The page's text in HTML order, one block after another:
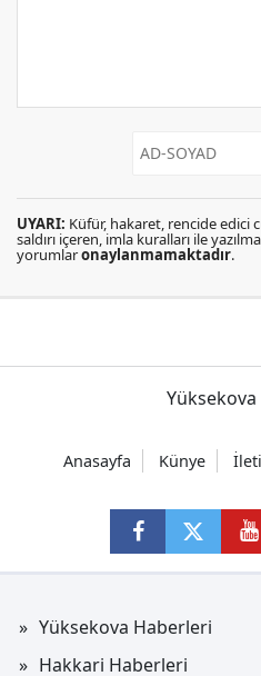
UYARI: Küfür, hakaret, rencide edici
saldırı içeren, imla kuralları ile
yorumlaronaylanmamaktadır.
Anasayfa Künye
Yüksekova Haberleri
Hakkari Haberleri